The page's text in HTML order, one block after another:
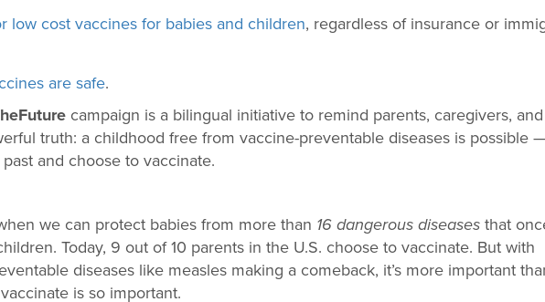
low cost vaccines for babies and children, regardless of insurance or
are safe.
campaign is a bilingual initiative to remind parents, caregivers, and
truth: a childhood free from vaccine-preventable diseases is possible
and choose to vaccinate.
we can protect babies from more than 16 dangerous diseasesthat
Today, 9 out of 10 parents in the U.S. choose to vaccinate. But with
diseases like measles making a comeback, it’s more important
is so important.